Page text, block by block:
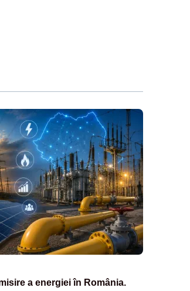
a energiei în România.